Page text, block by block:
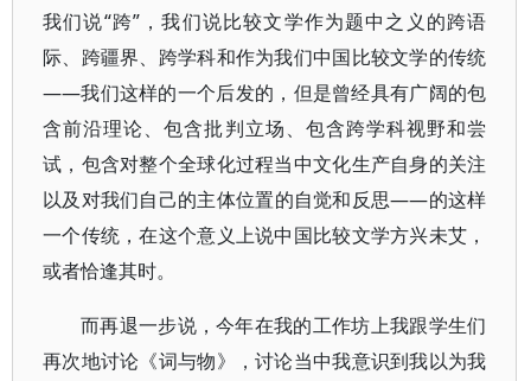
我们说“跨”，我们说比较文学作为题中之义的跨语
际、跨疆界、跨学科和作为我们中国比较文学的传统
——我们这样的一个后发的，但是曾经具有广阔的包
含前沿理论、包含批判立场、包含跨学科视野和尝
试，包含对整个全球化过程当中文化生产自身的关注
以及对我们自己的主体位置的自觉和反思——的这样
一个传统，在这个意义上说中国比较文学方兴未艾，
或者恰逢其时。
而再退一步说，今年在我的工作坊上我跟学生们
再次地讨论《词与物》，讨论当中我意识到我以为我